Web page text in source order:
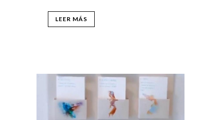
LEER MÁS